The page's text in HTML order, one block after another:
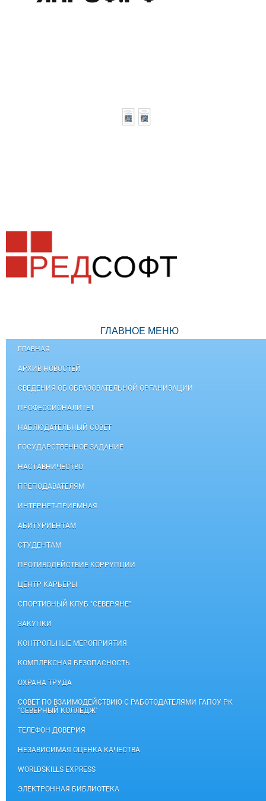
ГЛАВНОЕ МЕНЮ
ГЛАВНАЯ
АРХИВ НОВОСТЕЙ
СВЕДЕНИЯ ОБ ОБРАЗОВАТЕЛЬНОЙ ОРГАНИЗАЦИИ
ПРОФЕССИОНАЛИТЕТ
НАБЛЮДАТЕЛЬНЫЙ СОВЕТ
ГОСУДАРСТВЕННОЕ ЗАДАНИЕ
НАСТАВНИЧЕСТВО
ПРЕПОДАВАТЕЛЯМ
ИНТЕРНЕТ-ПРИЕМНАЯ
АБИТУРИЕНТАМ
СТУДЕНТАМ
ПРОТИВОДЕЙСТВИЕ КОРРУПЦИИ
ЦЕНТР КАРЬЕРЫ
СПОРТИВНЫЙ КЛУБ "СЕВЕРЯНЕ"
ЗАКУПКИ
КОНТРОЛЬНЫЕ МЕРОПРИЯТИЯ
КОМПЛЕКСНАЯ БЕЗОПАСНОСТЬ
ОХРАНА ТРУДА
СОВЕТ ПО ВЗАИМОДЕЙСТВИЮ С РАБОТОДАТЕЛЯМИ ГАПОУ РК
"СЕВЕРНЫЙ КОЛЛЕДЖ"
ТЕЛЕФОН ДОВЕРИЯ
НЕЗАВИСИМАЯ ОЦЕНКА КАЧЕСТВА
WORLDSKILLS EXPRESS
ЭЛЕКТРОННАЯ БИБЛИОТЕКА